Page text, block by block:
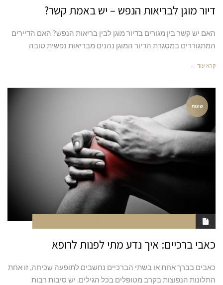
דיור מוגן לבריאות הנפש – יש באמת קשר?
האם יש קשר בין מגורים בדיור מוגן לבין בריאות הנפש? האם הדיירים
המתגוררים במסגרת הדיור המוגן נהנים מבריאות נפשית טובה
קרא עוד ←
שונות
כאבי ברכיים: איך נדע מתי לפנות לרופא
כאבים בברך אחת או בשתי הברכיים נחשבים לתופעה שכיחה, זו אחת
התלונות הנפוצות בקרב מטופלים בכל הגילים. יש סיבות רבות